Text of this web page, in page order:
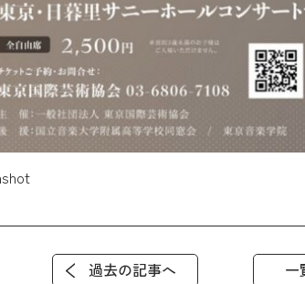
過去の記事へ 一